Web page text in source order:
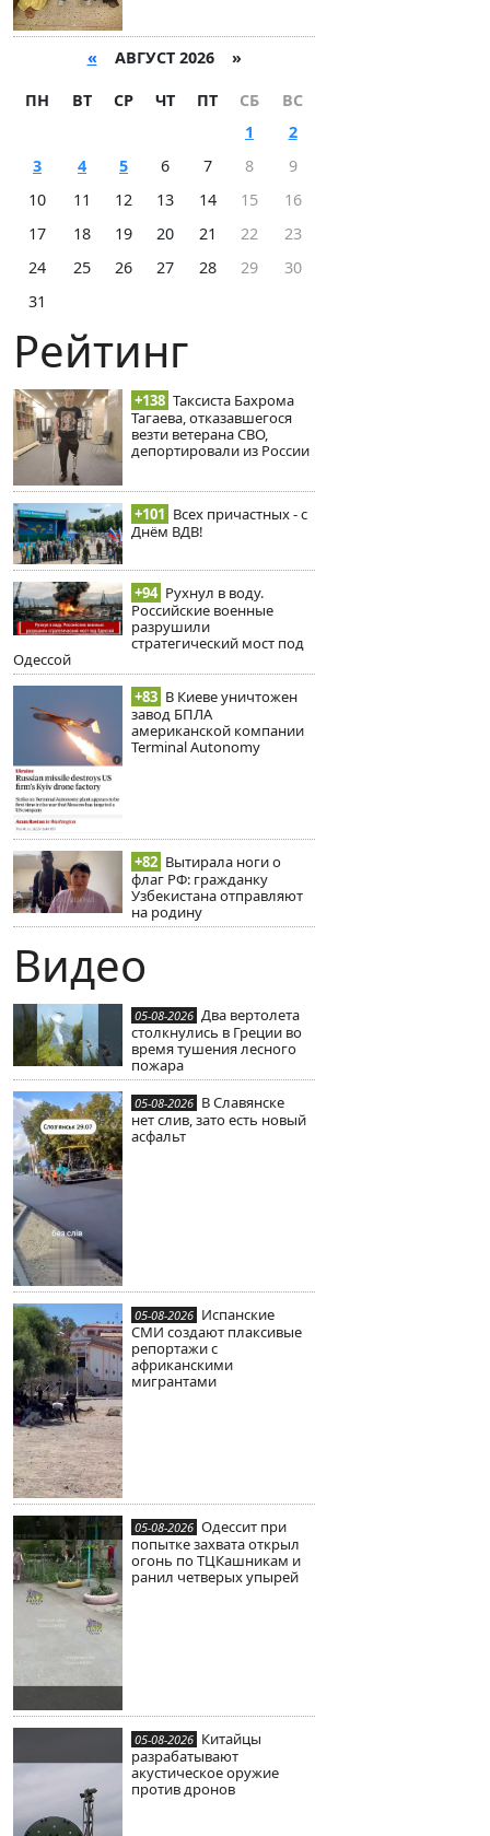
« АВГУСТ 2026 »
ПН ВТ СР ЧТ ПТ СБ
ВС
1
2
3
4 5 6 7 8
9
10
11 12 13 14 15
16
17
18 19 20 21 22
23
24
25 26 27 28 29
30
31
Рейтинг
+138 Таксиста Бахрома
Тагаева, отказавшегося
везти ветерана СВО,
депортировали из России
+101 Всех причастных - с
Днём ВДВ!
+94 Рухнул в воду.
Российские военные
разрушили
стратегический мост под
Одессой
+83 В Киеве уничтожен
завод БПЛА
американской компании
Terminal Autonomy
+82 Вытирала ноги о
флаг РФ: гражданку
Узбекистана отправляют
на родину
Видео
05-08-2026 Два вертолета
столкнулись в Греции во
время тушения лесного
пожара
05-08-2026 В Славянске
нет слив, зато есть новый
асфальт
05-08-2026 Испанские
СМИ создают плаксивые
репортажи с
африканскими
мигрантами
05-08-2026 Одессит при
попытке захвата открыл
огонь по ТЦКашникам и
ранил четверых упырей
05-08-2026 Китайцы
разрабатывают
акустическое оружие
против дронов